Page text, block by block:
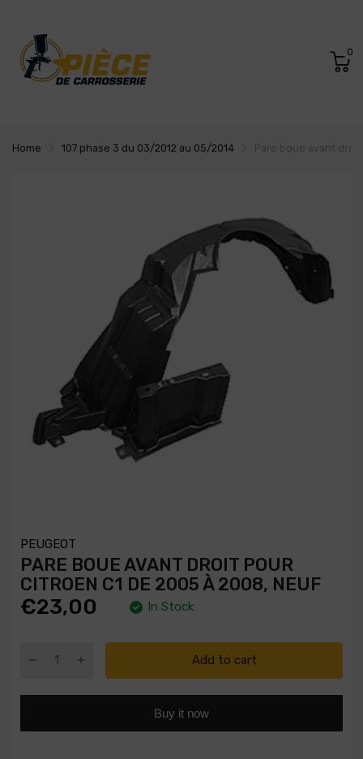
0
Home 107 phase 3 du 03/2012 au 05/2014
PEUGEOT
PARE BOUE AVANT DROIT POUR
CITROEN C1 DE 2005 À 2008, NEUF
€23,00 In Stock
Add to cart
Buy it now